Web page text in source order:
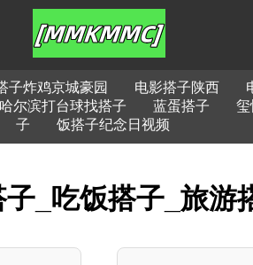
子炸鸡京城豪园 电影搭子陕西
哈尔滨打台球找搭子 蓝蛋搭子 玺
子
饭搭子纪念日视频
_吃饭搭子_旅游